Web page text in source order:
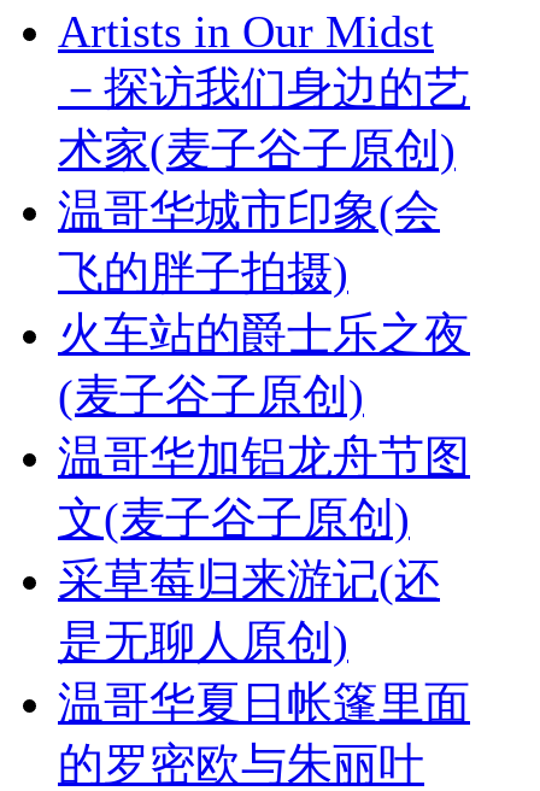
Artists in Our Midst
－探访我们身边的艺
术家(麦子谷子原创)
温哥华城市印象(会
飞的胖子拍摄)
火车站的爵士乐之夜
(麦子谷子原创)
温哥华加铝龙舟节图
文(麦子谷子原创)
采草莓归来游记(还
是无聊人原创)
温哥华夏日帐篷里面
的罗密欧与朱丽叶